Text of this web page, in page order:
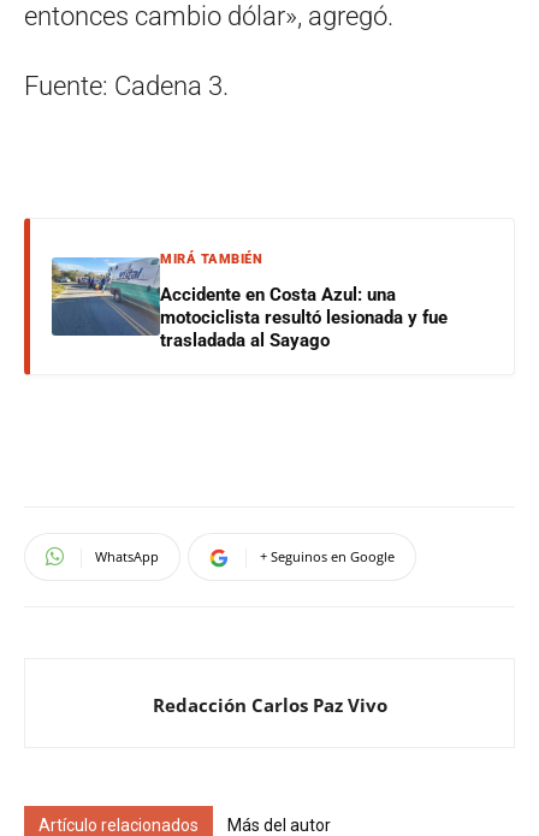
entonces cambio dólar», agregó.
Fuente: Cadena 3.
MIRÁ TAMBIÉN
Accidente en Costa Azul: una
motociclista resultó lesionada y fue
trasladada al Sayago
WhatsApp + Seguinos en Google
Redacción Carlos Paz Vivo
Artículo relacionados Más del autor